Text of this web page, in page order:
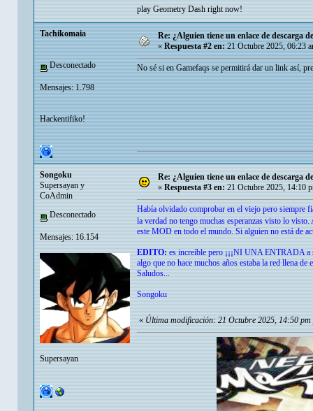
play Geometry Dash right now!
Tachikomaia
Desconectado
Mensajes: 1.798
Hackentifiko!
Re: ¿Alguien tiene un enlace de descarga
«Respuesta #2 en:21 Octubre 2025, 06:23
No sé si en Gamefaqs se permitirá dar un link así,
Songoku
Supersayan y
CoAdmin
Desconectado
Mensajes: 16.154
Supersayan
Re: ¿Alguien tiene un enlace de descarga
« Respuesta #3 en: 21 Octubre 2025, 14:10
Había olvidado comprobar en el viejo pero siempre
la verdad no tengo muchas esperanzas visto lo
este MOD en todo el mundo. Si alguien no está de
EDITO: es increíble pero ¡¡¡NI UNA ENTRADA a
algo que no hace muchos años estaba la red llena de
Saludos...
Songoku
« Última modificación: 21 Octubre 2025, 14:50 pm